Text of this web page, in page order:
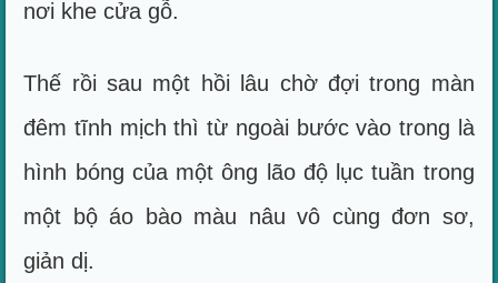
nơi khe cửa gỗ.
Thế rồi sau một hồi lâu chờ đợi trong màn
đêm tĩnh mịch thì từ ngoài bước vào trong là
hình bóng của một ông lão độ lục tuần trong
một bộ áo bào màu nâu vô cùng đơn sơ,
giản dị.